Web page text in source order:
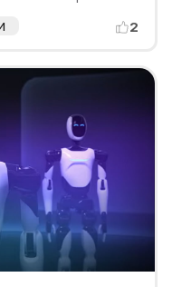
Gemini и 2